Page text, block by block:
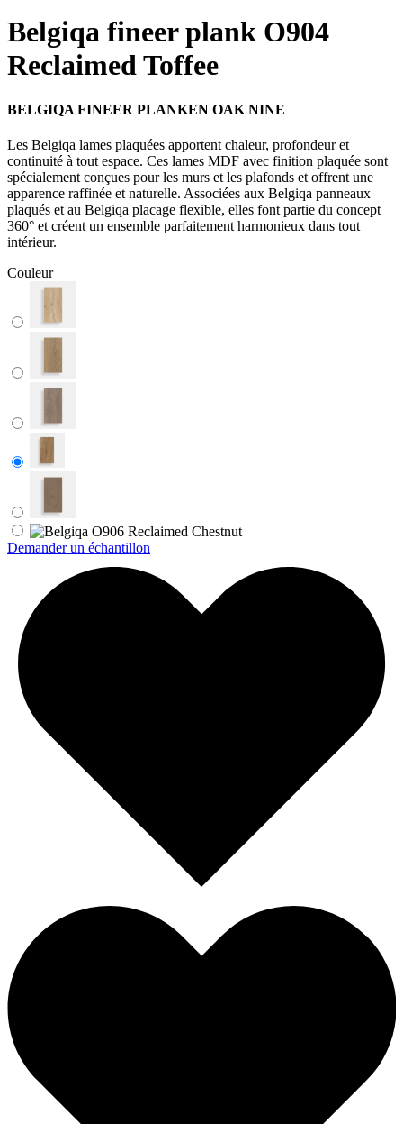
Belgiqa fineer plank O904
Reclaimed Toffee
BELGIQA FINEER PLANKEN OAK NINE
Les Belgiqa lames plaquées apportent chaleur, profondeur et
continuité à tout espace. Ces lames MDF avec finition plaquée sont
spécialement conçues pour les murs et les plafonds et offrent une
apparence raffinée et naturelle. Associées aux Belgiqa panneaux
plaqués et au Belgiqa placage flexible, elles font partie du concept
360° et créent un ensemble parfaitement harmonieux dans tout
intérieur.
Couleur
Demander un échantillon